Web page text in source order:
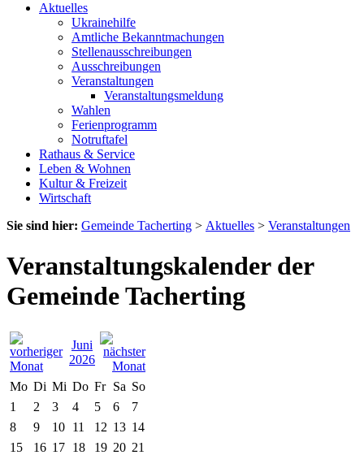
Aktuelles
Ukrainehilfe
Amtliche Bekanntmachungen
Stellenausschreibungen
Ausschreibungen
Veranstaltungen
Veranstaltungsmeldung
Wahlen
Ferienprogramm
Notruftafel
Rathaus & Service
Leben & Wohnen
Kultur & Freizeit
Wirtschaft
Sie sind hier: Gemeinde Tacherting > Aktuelles > Veranstaltungen
Veranstaltungskalender der
Gemeinde Tacherting
Juni
2026
Mo Di Mi Do Fr Sa So
1
2 3 4 5 6
7
8
9 10 11 12 13 14
15
16 17 18 19 20 21